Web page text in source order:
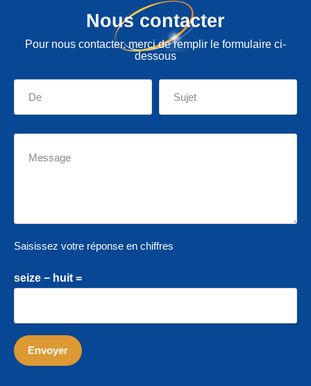
Nous contacter
Pour nous contacter, merci de remplir le formulaire ci-
dessous
Saisissez votre réponse en chiffres
seize − huit =